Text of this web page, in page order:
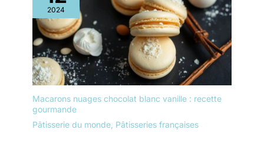
emballage bien conçu
protège la vaisselle en
toute sécurité pendant le
transport. Nous vous
offrirons un
remplacement gratuit si
les plateaux arrivent
cassés
La forme de la pelle à
gâteau est ergonomique
pour une prise en main
confortable et une bonne
surface de préhension.
Facile à nettoyer : la
surface lisse a été polie
pour éliminer facilement
de sorte qu'elle peut être
2024
Macarons nuages chocolat blanc vanille : recette
gourmande
Pâtisserie du monde Pâtisseries françaises